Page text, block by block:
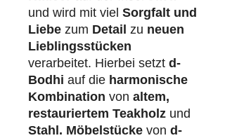
und wird mit viel Sorgfalt und
Liebe zum Detail zu neuen
Lieblingsstücken
verarbeitet. Hierbei setzt d-
Bodhi auf die harmonische
Kombination von altem,
restauriertem Teakholz und
Stahl. Möbelstücke von d-